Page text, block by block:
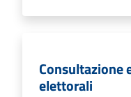
Consultazione
elettorali